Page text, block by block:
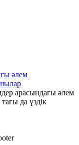
әлем
арасындағы әлем
да үздік